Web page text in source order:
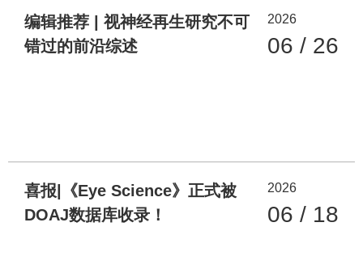
编辑推荐 | 视神经再生研究不可
错过的前沿综述
2026
06 / 26
喜报|《Eye Science》正式被
DOAJ数据库收录！
2026
06 / 18